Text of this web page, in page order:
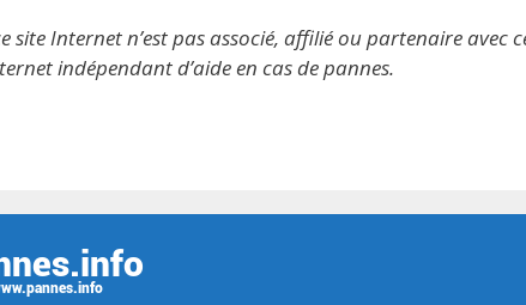
Internet n’est pas associé, affilié ou partenaire avec
indépendant d’aide en cas de pannes.